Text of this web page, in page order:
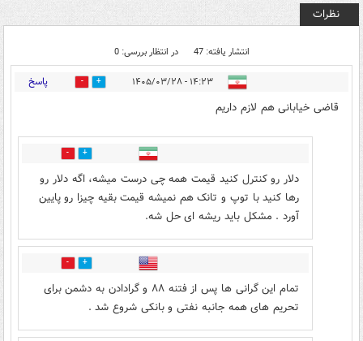
نظرات
انتشار یافته: 47 در انتظار بررسی: 0
۱۴:۲۳ - ۱۴۰۵/۰۳/۲۸ 0 پاسخ
قاضی خیابانی هم لازم داریم
2
دلار رو کنترل کنید قیمت همه چی درست میشه، اگه دلار رو
رها کنید با توپ و تانک هم نمیشه قیمت بقیه چیزا رو پایین
آورد . مشکل باید ریشه ای حل شه.
0
تمام این گرانی ها پس از فتنه ۸۸ و گرادادن به دشمن برای
تحریم های همه جانبه نفتی و بانکی شروع شد .